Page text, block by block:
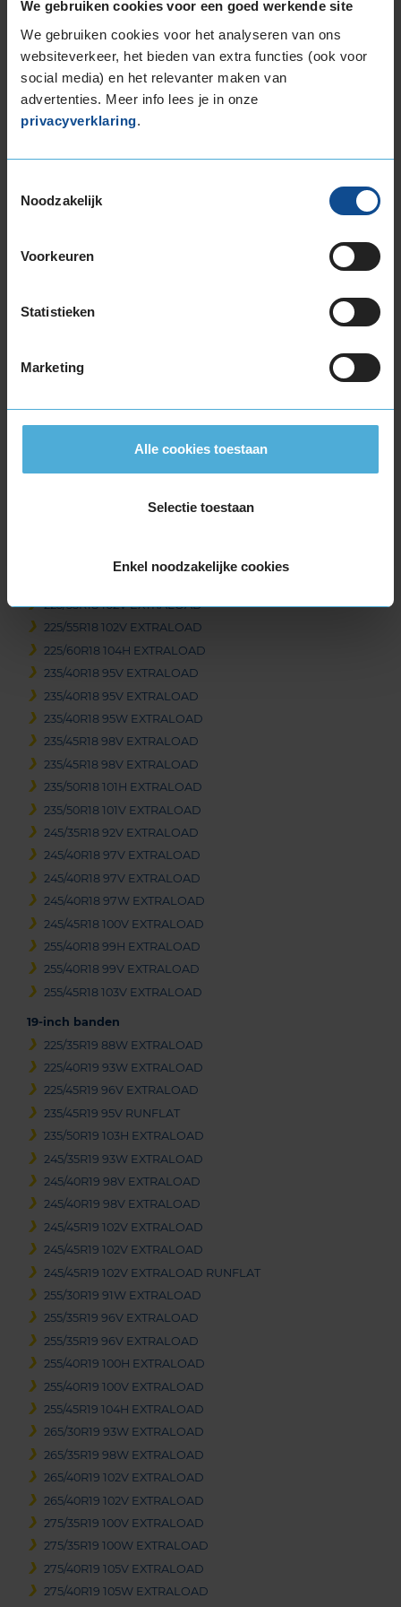
We gebruiken cookies voor een goed werkende site
We gebruiken cookies voor het analyseren van ons
websiteverkeer, het bieden van extra functies (ook voor
social media) en het relevanter maken van
advertenties. Meer info lees je in onze
privacyverklaring.
Noodzakelijk
Voorkeuren
Statistieken
Marketing
Alle cookies toestaan
Selectie toestaan
Enkel noodzakelijke cookies
17-inch banden
205/55R17 91H
215/65R17 99H
225/50R17 98H EXTRALOAD
225/50R17 98H EXTRALOAD RUNFLAT
235/55R17 103V EXTRALOAD
245/45R17 99H EXTRALOAD
215/40R18 89V EXTRALOAD
215/55R18 99V EXTRALOAD
225/40R18 92V EXTRALOAD
225/45R18 95H EXTRALOAD
225/45R18 95V EXTRALOAD
225/55R18 102V EXTRALOAD
225/55R18 102V EXTRALOAD
225/60R18 104H EXTRALOAD
235/40R18 95V EXTRALOAD
235/40R18 95V EXTRALOAD
235/40R18 95W EXTRALOAD
235/45R18 98V EXTRALOAD
235/45R18 98V EXTRALOAD
235/50R18 101H EXTRALOAD
235/50R18 101V EXTRALOAD
245/35R18 92V EXTRALOAD
245/40R18 97V EXTRALOAD
245/40R18 97V EXTRALOAD
245/40R18 97W EXTRALOAD
245/45R18 100V EXTRALOAD
255/40R18 99H EXTRALOAD
255/40R18 99V EXTRALOAD
255/45R18 103V EXTRALOAD
19-inch banden
225/35R19 88W EXTRALOAD
225/40R19 93W EXTRALOAD
225/45R19 96V EXTRALOAD
235/45R19 95V RUNFLAT
235/50R19 103H EXTRALOAD
245/35R19 93W EXTRALOAD
245/40R19 98V EXTRALOAD
245/40R19 98V EXTRALOAD
245/45R19 102V EXTRALOAD
245/45R19 102V EXTRALOAD
245/45R19 102V EXTRALOAD RUNFLAT
255/30R19 91W EXTRALOAD
255/35R19 96V EXTRALOAD
255/35R19 96V EXTRALOAD
255/40R19 100H EXTRALOAD
255/40R19 100V EXTRALOAD
255/45R19 104H EXTRALOAD
265/30R19 93W EXTRALOAD
265/35R19 98W EXTRALOAD
265/40R19 102V EXTRALOAD
265/40R19 102V EXTRALOAD
275/35R19 100V EXTRALOAD
275/35R19 100W EXTRALOAD
275/40R19 105V EXTRALOAD
275/40R19 105W EXTRALOAD